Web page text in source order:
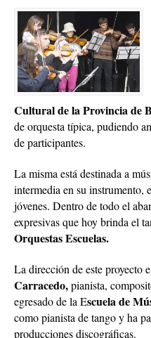
Cultural de la Provincia de
de orquesta típica, pudiendo
de participantes.
La misma está destinada a
intermedia en su instrumento,
jóvenes. Dentro de todo el
expresivas que hoy brinda el
Orquestas Escuelas.
La dirección de este proyecto
Carracedo,pianista,
egresado de la Escuela de
como pianista de tango y ha
producciones discográficas.